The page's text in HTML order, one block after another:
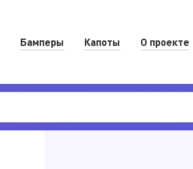
Бамперы Капоты О проекте